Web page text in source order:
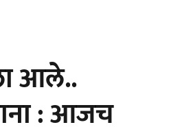
आले..
: आजच